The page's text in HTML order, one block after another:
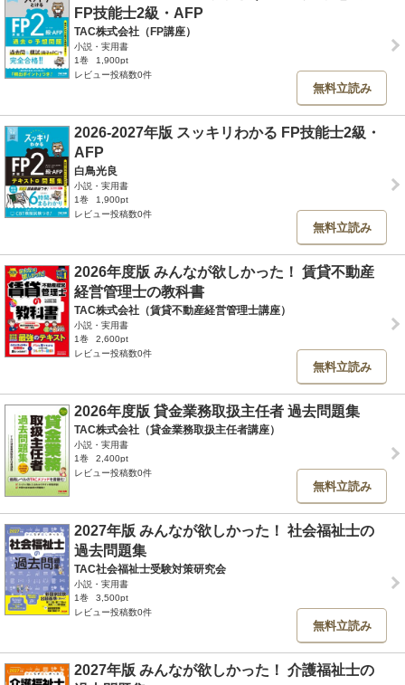
FP技能士2級・AFP
TAC株式会社（FP講座）
小説・実用書
1巻
1,900pt
レビュー投稿数0件
無料立読み
2026-2027年版 スッキリわかる FP技能士2級・
AFP
白鳥光良
小説・実用書
1巻
1,900pt
レビュー投稿数0件
無料立読み
2026年度版 みんなが欲しかった！ 賃貸不動産
経営管理士の教科書
TAC株式会社（賃貸不動産経営管理士講座）
小説・実用書
1巻
2,600pt
レビュー投稿数0件
無料立読み
2026年度版 貸金業務取扱主任者 過去問題集
TAC株式会社（貸金業務取扱主任者講座）
小説・実用書
1巻
2,400pt
レビュー投稿数0件
無料立読み
2027年版 みんなが欲しかった！ 社会福祉士の
過去問題集
TAC社会福祉士受験対策研究会
小説・実用書
1巻
3,500pt
レビュー投稿数0件
無料立読み
2027年版 みんなが欲しかった！ 介護福祉士の